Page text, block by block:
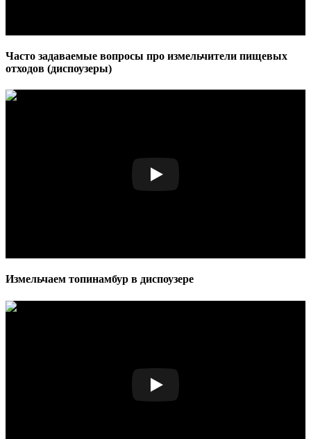
Часто задаваемые вопросы про измельчители пищевых
отходов (диспоузеры)
Измельчаем топинамбур в диспоузере